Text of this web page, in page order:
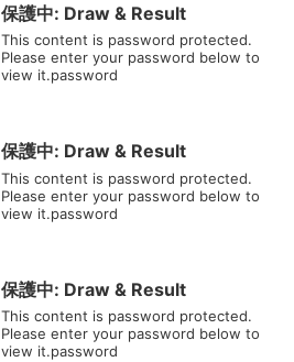
保護中: Draw & Result
This content is password protected.
Please enter your password below to
view it.password
保護中: Draw & Result
This content is password protected.
Please enter your password below to
view it.password
保護中: Draw & Result
This content is password protected.
Please enter your password below to
view it.password